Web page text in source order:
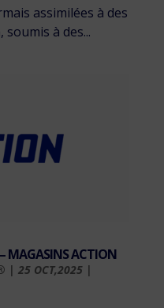
assimilées à des
à des...
MAGASINS ACTION
| 25 OCT,2025|